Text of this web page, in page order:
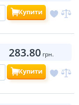
Купити
283.80 грн.
Купити